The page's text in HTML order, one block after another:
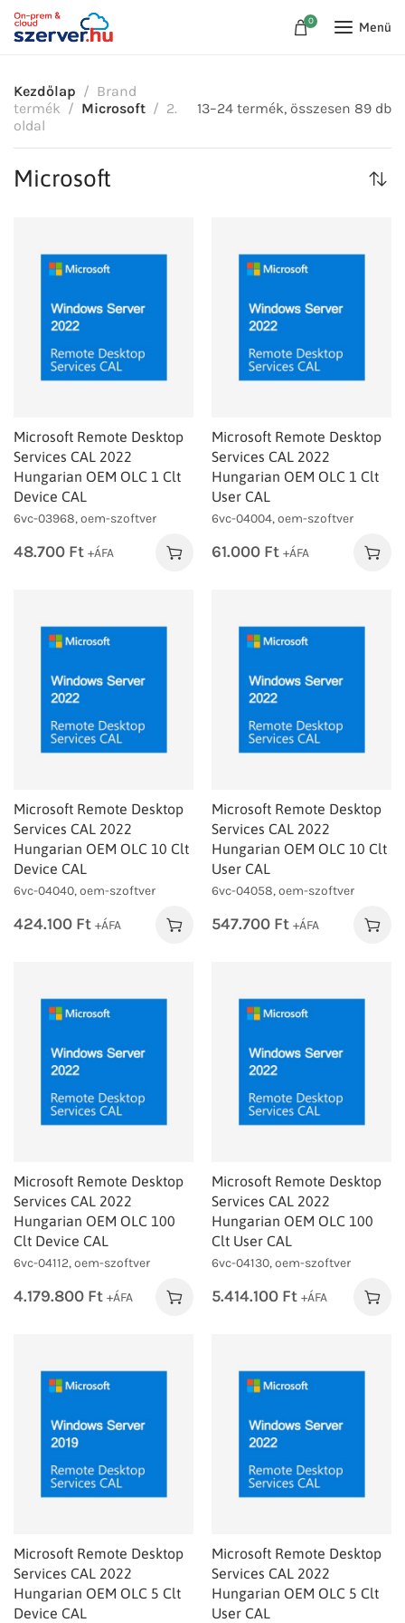
0 Menü
Kezdőlap
Brand
termék
Microsoft
2.
oldal
13–24 termék, összesen 89 db
Microsoft
Microsoft Remote Desktop
Services CAL 2022
Hungarian OEM OLC 1 Clt
Device CAL
6vc-03968, oem-szoftver
48.700 Ft +ÁFA
Microsoft Remote Desktop
Services CAL 2022
Hungarian OEM OLC 1 Clt
User CAL
6vc-04004, oem-szoftver
61.000 Ft +ÁFA
Microsoft Remote Desktop
Services CAL 2022
Hungarian OEM OLC 10 Clt
Device CAL
6vc-04040, oem-szoftver
424.100 Ft +ÁFA
Microsoft Remote Desktop
Services CAL 2022
Hungarian OEM OLC 10 Clt
User CAL
6vc-04058, oem-szoftver
547.700 Ft +ÁFA
Microsoft Remote Desktop
Services CAL 2022
Hungarian OEM OLC 100
Clt Device CAL
6vc-04112, oem-szoftver
4.179.800 Ft +ÁFA
Microsoft Remote Desktop
Services CAL 2022
Hungarian OEM OLC 100
Clt User CAL
6vc-04130, oem-szoftver
5.414.100 Ft +ÁFA
Microsoft Remote Desktop
Services CAL 2022
Hungarian OEM OLC 5 Clt
Device CAL
Microsoft Remote Desktop
Services CAL 2022
Hungarian OEM OLC 5 Clt
User CAL